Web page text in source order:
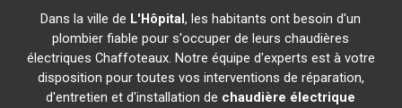
Dans la ville de L'Hôpital, les habitants ont besoin d'un
plombier fiable pour s'occuper de leurs chaudières
électriques Chaffoteaux. Notre équipe d'experts est à votre
disposition pour toutes vos interventions de réparation,
d'entretien et d'installation de chaudière électrique